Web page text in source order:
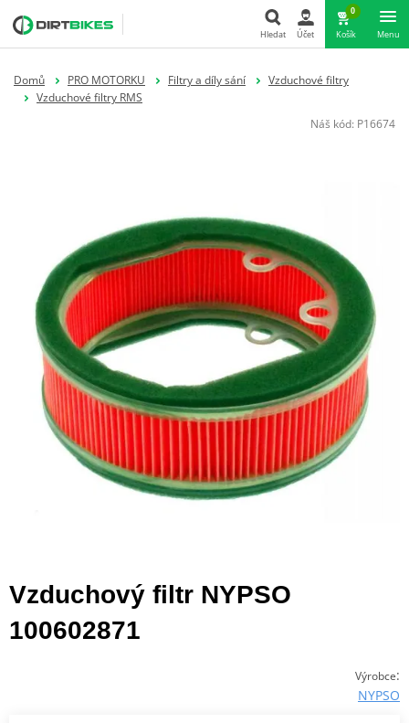
Hledat
Hledat Účet
0
Košík Menu
Domů PRO MOTORKU Filtry a díly sání
Vzduchové filtry
Vzduchové filtry RMS
Náš kód: P16674
Vzduchový filtr NYPSO
100602871
Výrobce:
NYPSO